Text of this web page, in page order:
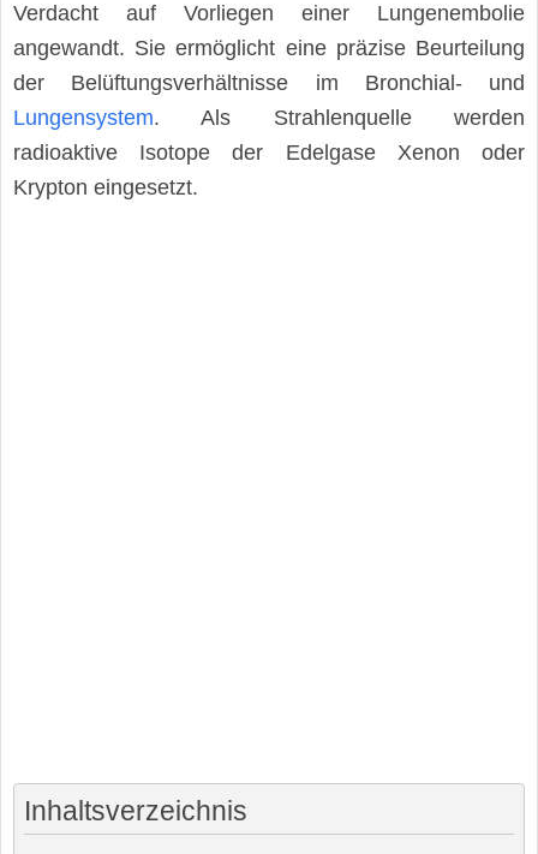
Verdacht auf Vorliegen einer Lungenembolie
angewandt. Sie ermöglicht eine präzise Beurteilung
der Belüftungsverhältnisse im Bronchial- und
Lungensystem. Als Strahlenquelle werden
radioaktive Isotope der Edelgase Xenon oder
Krypton eingesetzt.
Inhaltsverzeichnis